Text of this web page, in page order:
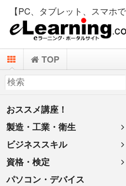
【PC、タブレット、スマホ
TOP
おススメ講座！
製造・工業・衛生
ビジネススキル
資格・検定
パソコン・デバイス